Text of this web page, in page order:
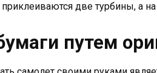
приклеиваются две турбины, а
путем